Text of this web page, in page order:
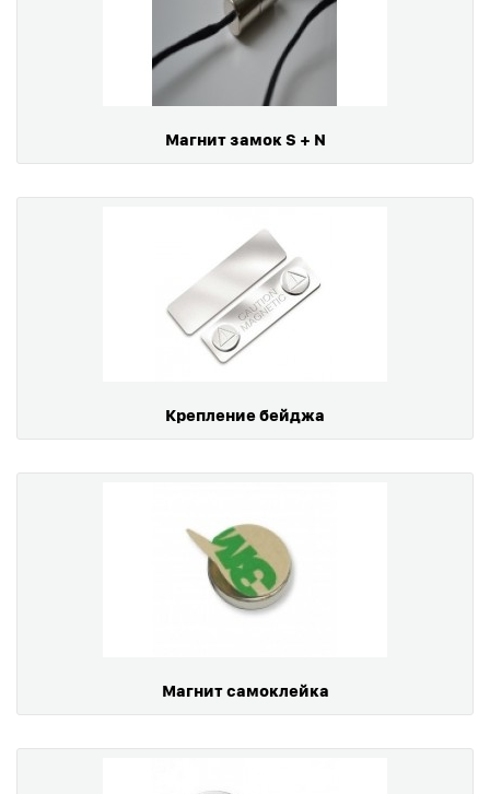
Магнит замок S + N
Крепление бейджа
Магнит самоклейка